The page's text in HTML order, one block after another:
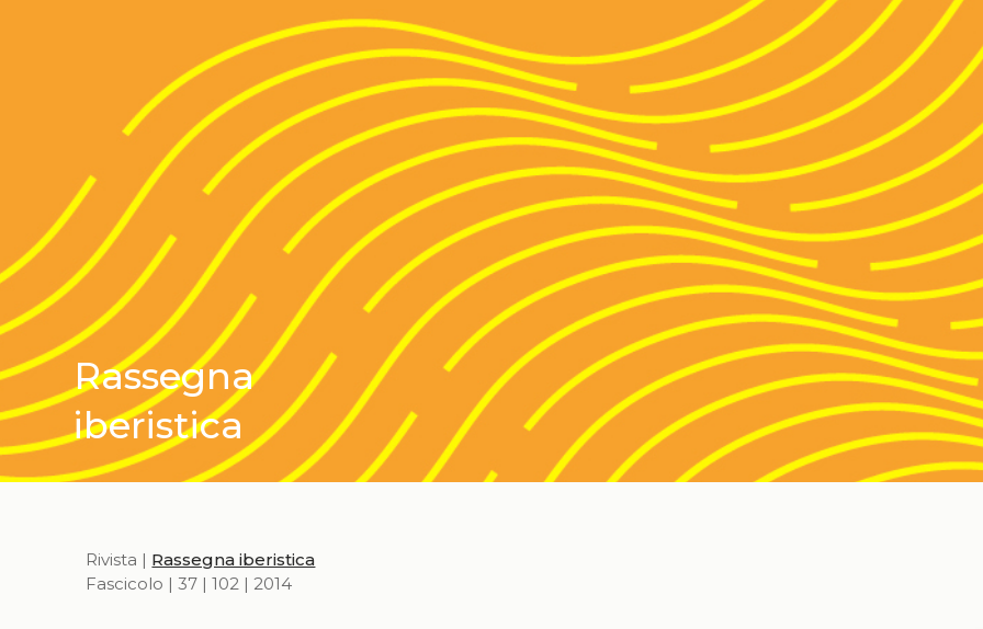
Rassegna
iberistica
Rivista | Rassegna iberistica
Fascicolo | 37 | 102 | 2014